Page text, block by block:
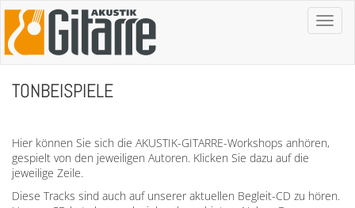
Toggle
TONBEISPIELE
Hier können Sie sich die AKUSTIK-GITARRE-Workshops anhören,
gespielt von den jeweiligen Autoren. Klicken Sie dazu auf die
jeweilige Zeile.
Diese Tracks sind auch auf unserer aktuellen Begleit-CD zu hören.